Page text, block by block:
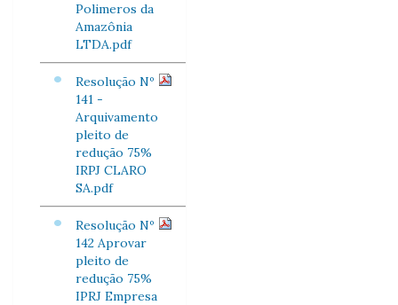
Polimeros da
Amazônia
LTDA.pdf
Resolução Nº
141 -
Arquivamento
pleito de
redução 75%
IRPJ CLARO
SA.pdf
Resolução Nº
142 Aprovar
pleito de
redução 75%
IPRJ Empresa